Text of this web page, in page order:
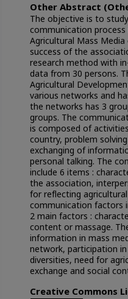
Other Abstract
The objective is to
communication
Agricultural Mass
success of the
research method with
data from 30 persons.
Agricultural
various networks and
the networks has 3
groups. The
is composed of
country, problem
exchanging of
personal talking. The
include 6 items :
the association,
for reflecting
communication factors
2 main factors :
content or massage.
information in mass
network, participation
diversities, need for
exchange and social
Creative Commons